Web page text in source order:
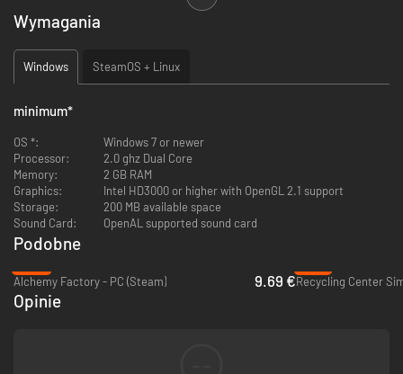
Approachable Factory Building
Start small and grow at your own pace. Build machines, connect
production lines, and unlock new technologies — all without the pressure
of endless complexity.
Always know what you’re working toward. Each objective gives you a
clear goal, rewarding you with new machines, items, and tools to expand
Wymagania
Windows SteamOS + Linux
minimum*
OS *:
Windows 7 or newer
Processor:
2.0 ghz Dual Core
Memory:
2 GB RAM
Graphics:
Intel HD3000 or higher with OpenGL 2.1 support
Storage:
200 MB available space
Sound Card:
OpenAL supported sound card
Podobne
Alchemy Factory - PC (Steam)
9.69 €Recycling Center
Opinie